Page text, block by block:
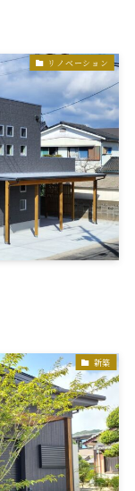
リノベーション
新築